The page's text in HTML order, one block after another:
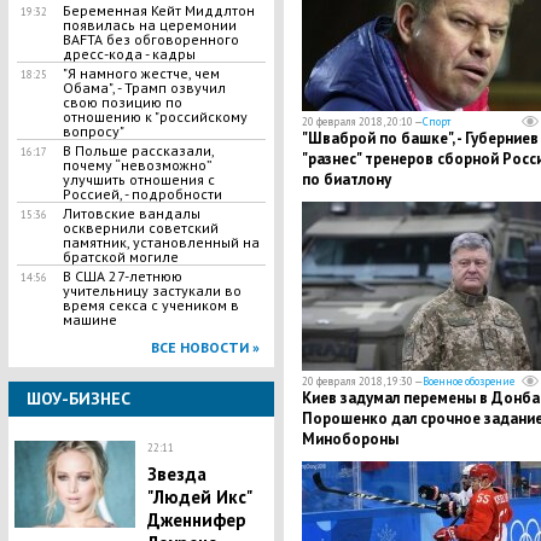
19:32
Беременная Кейт Миддлтон
появилась на церемонии
BAFTA без обговоренного
дресс-кода - кадры
18:25
"Я намного жестче, чем
Обама", - Трамп озвучил
свою позицию по
отношению к "российскому
вопросу"
16:17
​В Польше рассказали,
почему “невозможно”
улучшить отношения с
Россией, - подробности
15:36
Литовские вандалы
осквернили советский
памятник, установленный на
братской могиле
14:56
В США 27-летнюю
учительницу застукали во
время секса с учеником в
машине
ВСЕ НОВОСТИ »
ШОУ-БИЗНЕС
22:11
Звезда
"Людей Икс"
Дженнифер
20 февраля 2018, 20:10 —Спорт
"Шваброй по башке", - Губерниев
"разнес" тренеров сборной
по биатлону
20 февраля 2018, 19:30 —Военное обозрение
Киев задумал перемены в
Порошенко дал срочное
Минобороны